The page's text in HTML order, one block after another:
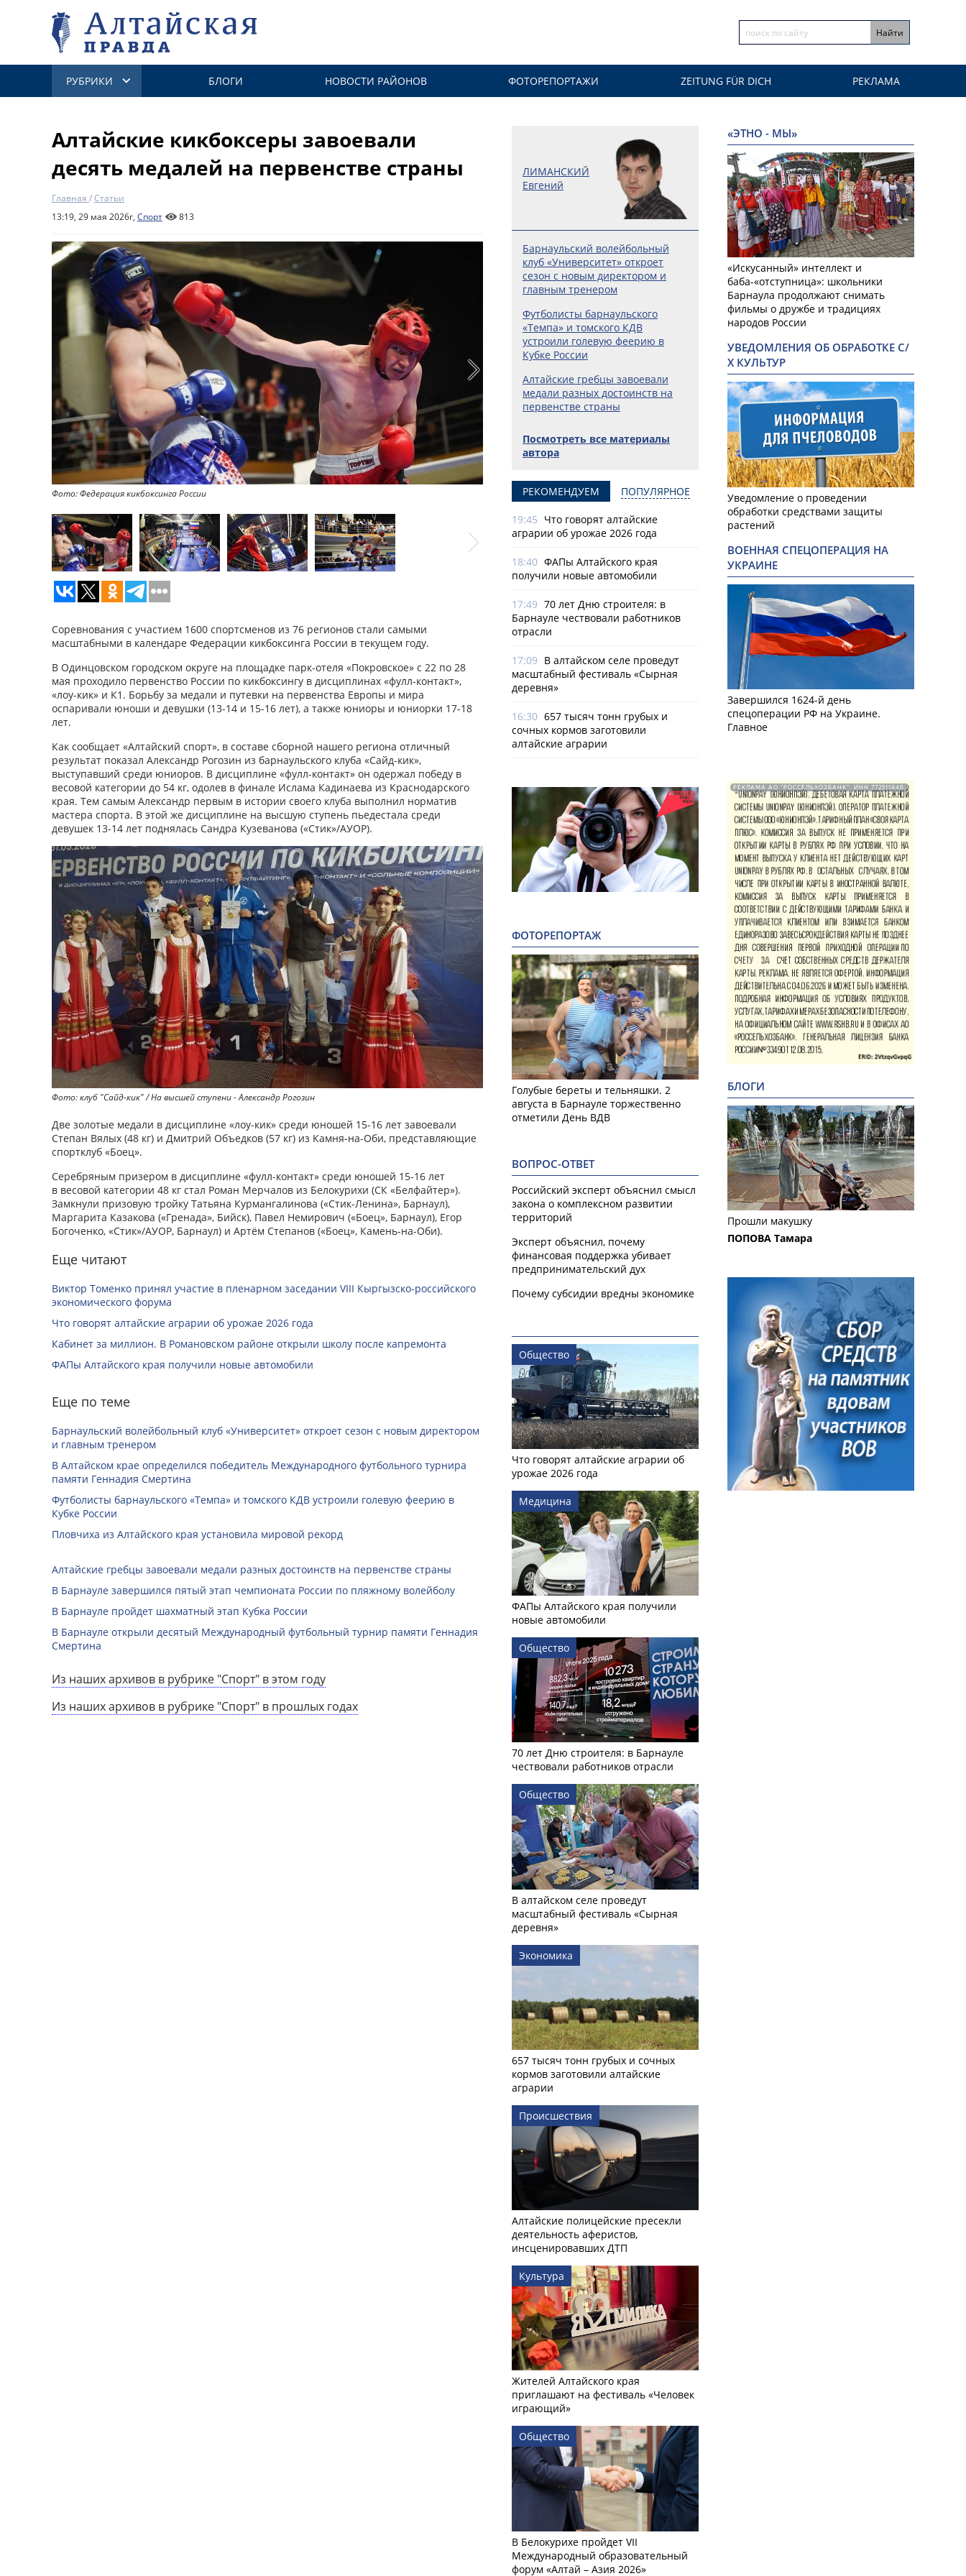
РУБРИКИ БЛОГИ НОВОСТИ РАЙОНОВ ФОТОРЕПОРТАЖИ ZEITUNG FÜR DICH РЕКЛАМА
Алтайские кикбоксеры завоевали
десять медалей на первенстве страны
Главная /Статьи
13:19, 29 мая 2026г, Спорт 813
Фото: Федерация кикбоксинга России Фото: Федерация кикбоксинга России
Соревнования с участием 1600 спортсменов из 76 регионов стали самыми
масштабными в календаре Федерации кикбоксинга России в текущем году.
В Одинцовском городском округе на площадке парк-отеля «Покровское» с 22 по 28
мая проходило первенство России по кикбоксингу в дисциплинах «фулл-контакт»,
«лоу-кик» и К1. Борьбу за медали и путевки на первенства Европы и мира
оспаривали юноши и девушки (13-14 и 15-16 лет), а также юниоры и юниорки 17-18
лет.
Как сообщает «Алтайский спорт», в составе сборной нашего региона отличный
результат показал Александр Рогозин из барнаульского клуба «Сайд-кик»,
выступавший среди юниоров. В дисциплине «фулл-контакт» он одержал победу в
весовой категории до 54 кг, одолев в финале Ислама Кадинаева из Краснодарского
края. Тем самым Александр первым в истории своего клуба выполнил норматив
мастера спорта. В этой же дисциплине на высшую ступень пьедестала среди
девушек 13-14 лет поднялась Сандра Кузеванова («Стик»/АУОР).
Фото: клуб "Сайд-кик" / На высшей ступени - Александр Рогозин
Две золотые медали в дисциплине «лоу-кик» среди юношей 15-16 лет завоевали
Степан Вялых (48 кг) и Дмитрий Объедков (57 кг) из Камня-на-Оби, представляющие
спортклуб «Боец».
Серебряным призером в дисциплине «фулл-контакт» среди юношей 15-16 лет
в весовой категории 48 кг стал Роман Мерчалов из Белокурихи (СК «Белфайтер»).
Замкнули призовую тройку Татьяна Курмангалинова («Стик-Ленина», Барнаул),
Маргарита Казакова («Гренада», Бийск), Павел Немирович («Боец», Барнаул), Егор
Богоченко, «Стик»/АУОР, Барнаул) и Артём Степанов («Боец», Камень-на-Оби).
Еще читают
Виктор Томенко принял участие в пленарном заседании VIII Кыргызско-российского
экономического форума
Что говорят алтайские аграрии об урожае 2026 года
Кабинет за миллион. В Романовском районе открыли школу после капремонта
ФАПы Алтайского края получили новые автомобили
Еще по теме
Барнаульский волейбольный клуб «Университет» откроет сезон с новым директором
и главным тренером
В Алтайском крае определился победитель Международного футбольного турнира
памяти Геннадия Смертина
Футболисты барнаульского «Темпа» и томского КДВ устроили голевую феерию в
Кубке России
Пловчиха из Алтайского края установила мировой рекорд
Алтайские гребцы завоевали медали разных достоинств на первенстве страны
В Барнауле завершился пятый этап чемпионата России по пляжному волейболу
В Барнауле пройдет шахматный этап Кубка России
В Барнауле открыли десятый Международный футбольный турнир памяти Геннадия
Смертина
Из наших архивов в рубрике "Спорт" в этом году
Из наших архивов в рубрике "Спорт" в прошлых годах
ЛИМАНСКИЙ
Евгений
Барнаульский волейбольный
клуб «Университет» откроет
сезон с новым директором и
главным тренером
Футболисты барнаульского
«Темпа» и томского КДВ
устроили голевую феерию в
Кубке России
Алтайские гребцы завоевали
медали разных достоинств на
первенстве страны
Посмотреть все материалы
автора
РЕКОМЕНДУЕМ ПОПУЛЯРНОЕ
19:45 Что говорят алтайские
аграрии об урожае 2026 года
18:40 ФАПы Алтайского края
получили новые автомобили
17:49 70 лет Дню строителя: в
Барнауле чествовали работников
отрасли
17:09 В алтайском селе проведут
масштабный фестиваль «Сырная
деревня»
16:30 657 тысяч тонн грубых и
сочных кормов заготовили
алтайские аграрии
ФОТОРЕПОРТАЖ
Голубые береты и тельняшки. 2
августа в Барнауле торжественно
отметили День ВДВ
ВОПРОС-ОТВЕТ
Российский эксперт объяснил смысл
закона о комплексном развитии
территорий
Эксперт объяснил, почему
финансовая поддержка убивает
предпринимательский дух
Почему субсидии вредны экономике
Общество
Что говорят алтайские аграрии об
урожае 2026 года
Медицина
ФАПы Алтайского края получили
новые автомобили
Общество
70 лет Дню строителя: в Барнауле
чествовали работников отрасли
Общество
В алтайском селе проведут
масштабный фестиваль «Сырная
деревня»
Экономика
657 тысяч тонн грубых и сочных
кормов заготовили алтайские
аграрии
Происшествия
Алтайские полицейские пресекли
деятельность аферистов,
инсценировавших ДТП
Культура
Жителей Алтайского края
приглашают на фестиваль «Человек
играющий»
Общество
В Белокурихе пройдет VII
Международный образовательный
форум «Алтай – Азия 2026»
«ЭТНО - МЫ»
«Искусанный» интеллект и
баба-«отступница»: школьники
Барнаула продолжают снимать
фильмы о дружбе и традициях
народов России
УВЕДОМЛЕНИЯ ОБ ОБРАБОТКЕ С/
Х КУЛЬТУР
Уведомление о проведении
обработки средствами защиты
растений
ВОЕННАЯ СПЕЦОПЕРАЦИЯ НА
УКРАИНЕ
Завершился 1624-й день
спецоперации РФ на Украине.
Главное
РЕКЛАМА АО "РОССЕЛЬХОЗБАНК". ИНН 772511448.
БЛОГИ
Прошли макушку
ПОПОВА Тамара